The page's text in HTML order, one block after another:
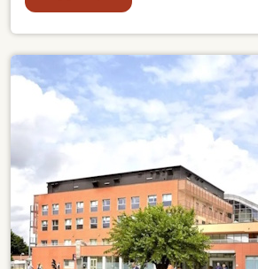
temi della sanità e del benessere
l’importanza della prevenzione